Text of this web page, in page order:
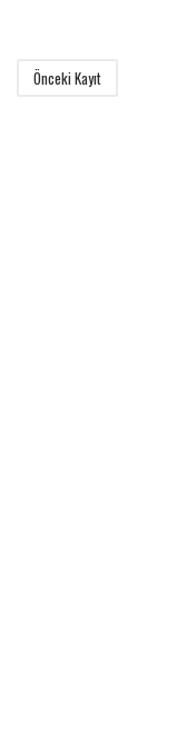
Önceki Kayıt